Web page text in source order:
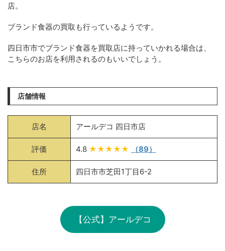
店。
ブランド食器の買取も行っているようです。
四日市市でブランド食器を買取店に持っていかれる場合は、
こちらのお店を利用されるのもいいでしょう。
店舗情報
店名 アールデコ 四日市店
評価 4.8 ★★★★★ （89）
住所 四日市市芝田1丁目6-2
【公式】アールデコ